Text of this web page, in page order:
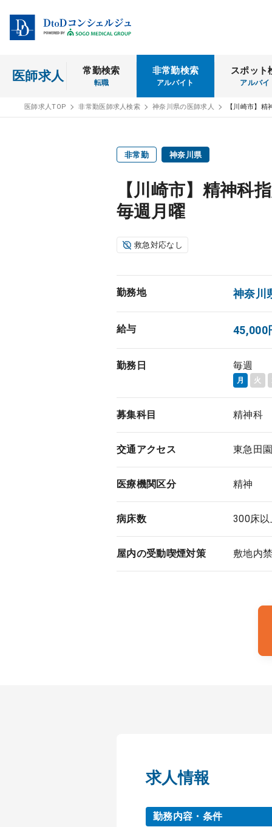
医師求人 常勤検索
転職
非常勤検索
アルバイト
スポット
アルバイ
医師求人TOP 非常勤医師求人検索 神奈川県の医師求人 【川崎市】
非常勤 神奈川県
【川崎市】精神科
毎週月曜
救急対応なし
勤務地 神奈川
給与 45,000
勤務日 毎週
月 火
募集科目 精神科
交通アクセス 東急田
医療機関区分 精神
病床数 300床以
屋内の受動喫煙対策 敷地内
求人情報
勤務内容・条件